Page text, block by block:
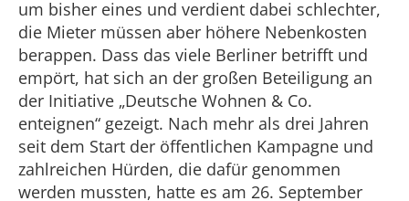
um bisher eines und verdient dabei schlechter,
die Mieter müssen aber höhere Nebenkosten
berappen. Dass das viele Berliner betrifft und
empört, hat sich an der großen Beteiligung an
der Initiative „Deutsche Wohnen & Co.
enteignen“ gezeigt. Nach mehr als drei Jahren
seit dem Start der öffentlichen Kampagne und
zahlreichen Hürden, die dafür genommen
werden mussten, hatte es am 26. September